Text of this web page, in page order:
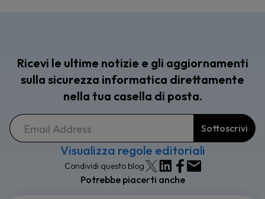
Ricevi le ultime notizie e gli aggiornamenti
sulla sicurezza informatica direttamente
nella tua casella di posta.
Visualizza regole editoriali
Condividi questo blog
Potrebbe piacerti anche